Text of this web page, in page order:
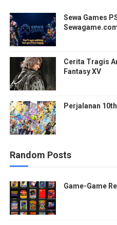
Sewa Games
Cerita Tragis
Fantasy XV
Perjalanan
Random Posts
Game-Game